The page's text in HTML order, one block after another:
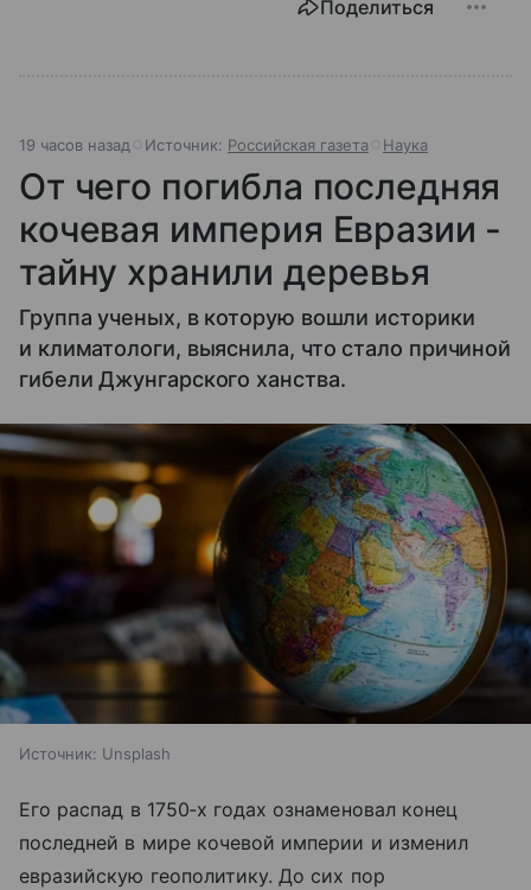
Поделиться
19 часов назад Источник: Российская газета Наука
От чего погибла последняя
кочевая империя Евразии -
тайну хранили деревья
Группа ученых, в которую вошли историки
и климатологи, выяснила, что стало причиной
гибели Джунгарского ханства.
Источник: Unsplash
Его распад в 1750‑х годах ознаменовал конец
последней в мире кочевой империи и изменил
евразийскую геополитику. До сих пор